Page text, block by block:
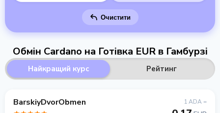
Очистити
Обмін Cardano на Готівка EUR в Гамбурзі
Найкращий курс Рейтинг
BarskiyDvorObmen 1 ADA =